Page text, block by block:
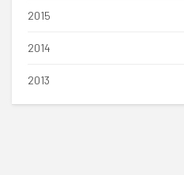
2015
2014
2013